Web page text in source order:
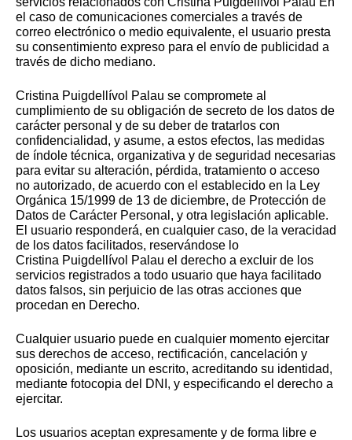
el caso de comunicaciones comerciales a través de
correo electrónico o medio equivalente, el usuario presta
su consentimiento expreso para el envío de publicidad a
través de dicho mediano.
Cristina Puigdellívol Palau se compromete al
cumplimiento de su obligación de secreto de los datos de
carácter personal y de su deber de tratarlos con
confidencialidad, y asume, a estos efectos, las medidas
de índole técnica, organizativa y de seguridad necesarias
para evitar su alteración, pérdida, tratamiento o acceso
no autorizado, de acuerdo con el establecido en la Ley
Orgánica 15/1999 de 13 de diciembre, de Protección de
Datos de Carácter Personal, y otra legislación aplicable.
El usuario responderá, en cualquier caso, de la veracidad
de los datos facilitados, reservándose lo
Cristina Puigdellívol Palau el derecho a excluir de los
servicios registrados a todo usuario que haya facilitado
datos falsos, sin perjuicio de las otras acciones que
procedan en Derecho.
Cualquier usuario puede en cualquier momento ejercitar
sus derechos de acceso, rectificación, cancelación y
oposición, mediante un escrito, acreditando su identidad,
mediante fotocopia del DNI, y especificando el derecho a
ejercitar.
Los usuarios aceptan expresamente y de forma libre e